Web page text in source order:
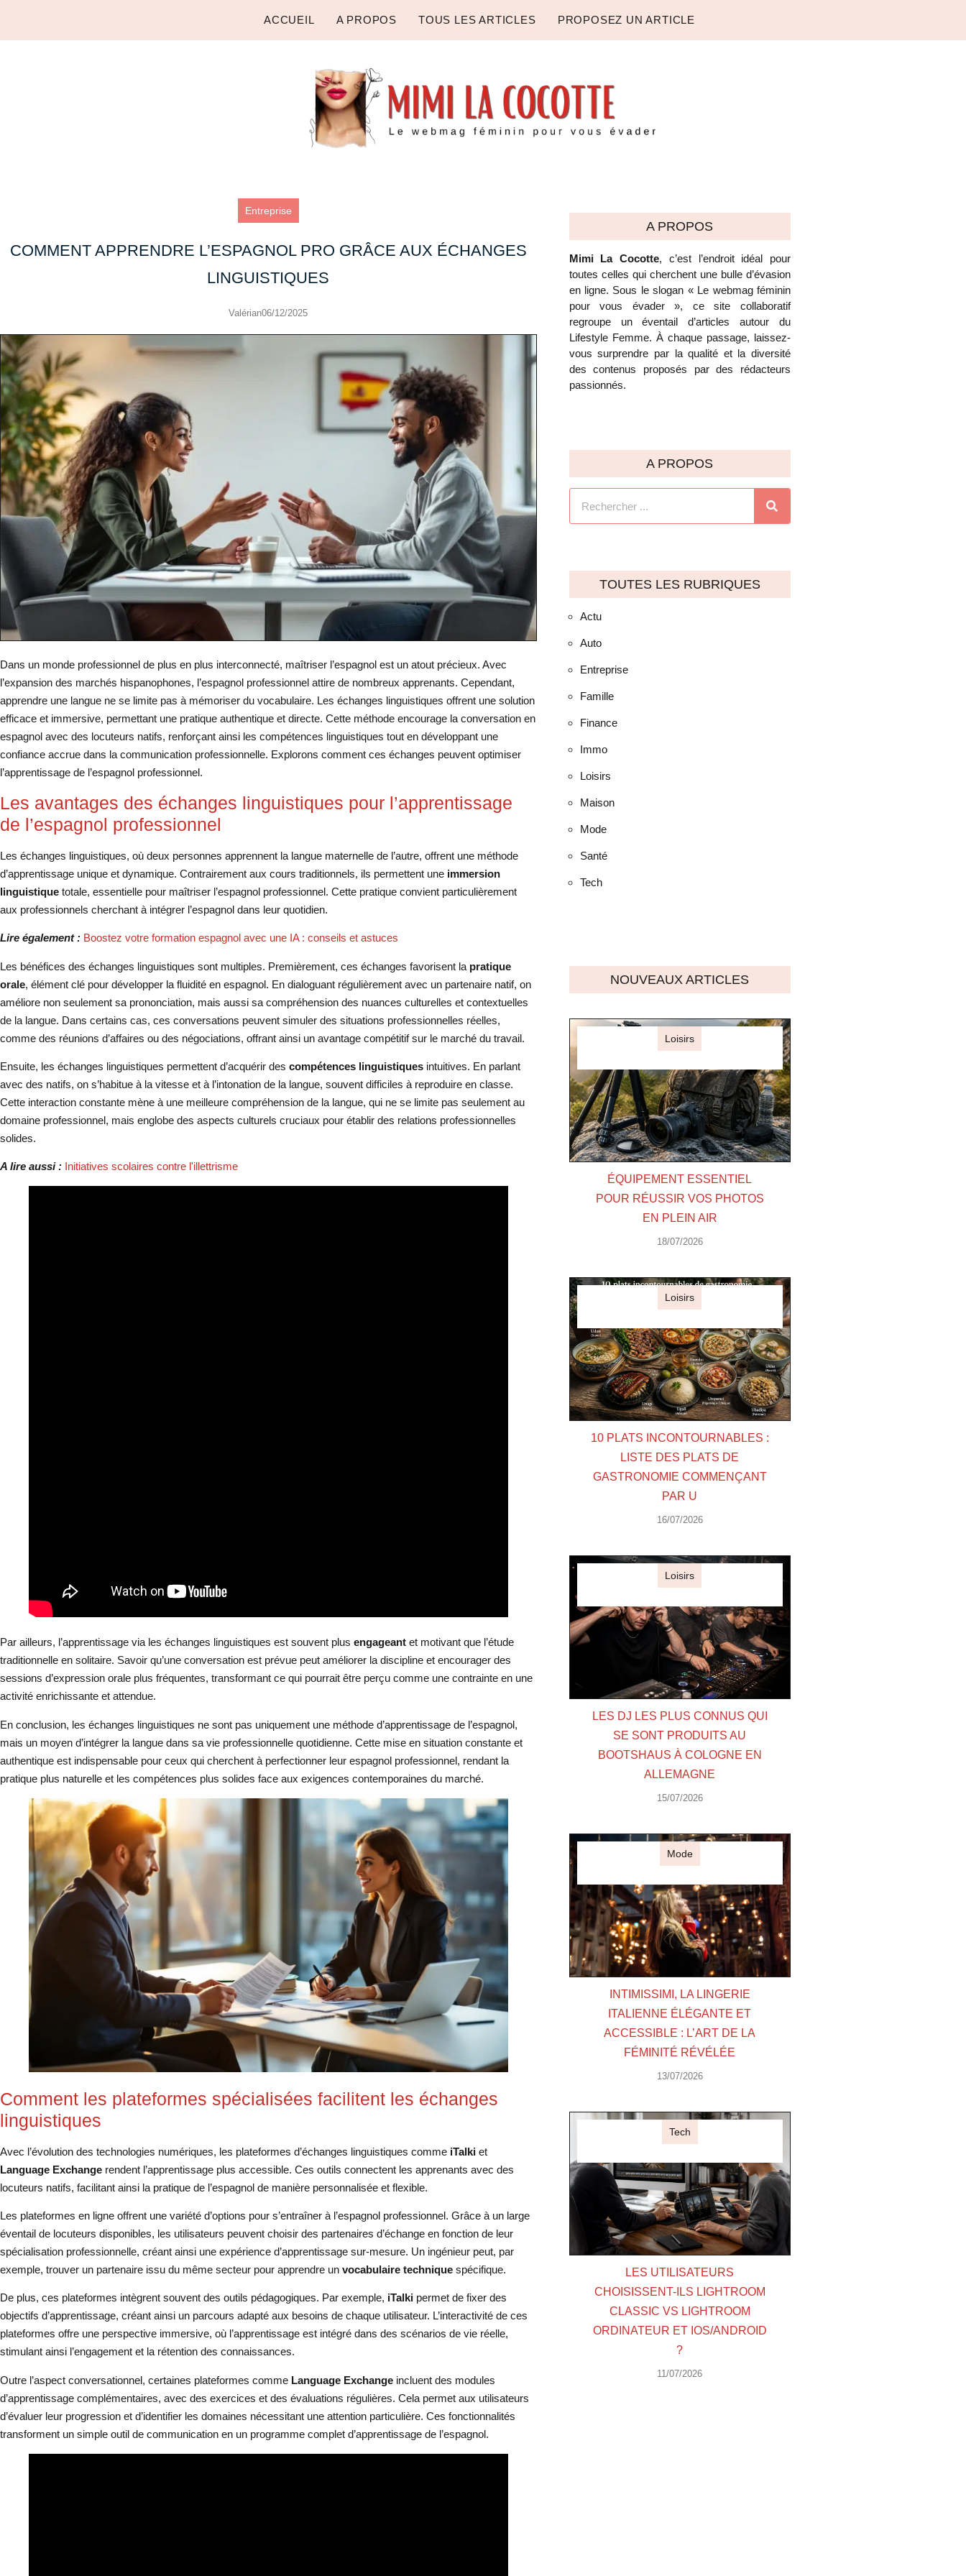
ACCUEIL A PROPOS TOUS LES ARTICLES PROPOSEZ UN ARTICLE
Entreprise
COMMENT APPRENDRE L’ESPAGNOL PRO GRÂCE AUX ÉCHANGES
LINGUISTIQUES
Valérian06/12/2025
Dans un monde professionnel de plus en plus interconnecté, maîtriser l’espagnol est un atout précieux. Avec
l’expansion des marchés hispanophones, l’espagnol professionnel attire de nombreux apprenants. Cependant,
apprendre une langue ne se limite pas à mémoriser du vocabulaire. Les échanges linguistiques offrent une solution
efficace et immersive, permettant une pratique authentique et directe. Cette méthode encourage la conversation en
espagnol avec des locuteurs natifs, renforçant ainsi les compétences linguistiques tout en développant une
confiance accrue dans la communication professionnelle. Explorons comment ces échanges peuvent optimiser
l’apprentissage de l’espagnol professionnel.
Les avantages des échanges linguistiques pour l’apprentissage
de l’espagnol professionnel
Les échanges linguistiques, où deux personnes apprennent la langue maternelle de l’autre, offrent une méthode
d’apprentissage unique et dynamique. Contrairement aux cours traditionnels, ils permettent une immersion
linguistique totale, essentielle pour maîtriser l’espagnol professionnel. Cette pratique convient particulièrement
aux professionnels cherchant à intégrer l’espagnol dans leur quotidien.
Lire également : Boostez votre formation espagnol avec une IA : conseils et astuces
Les bénéfices des échanges linguistiques sont multiples. Premièrement, ces échanges favorisent la pratique
orale, élément clé pour développer la fluidité en espagnol. En dialoguant régulièrement avec un partenaire natif, on
améliore non seulement sa prononciation, mais aussi sa compréhension des nuances culturelles et contextuelles
de la langue. Dans certains cas, ces conversations peuvent simuler des situations professionnelles réelles,
comme des réunions d’affaires ou des négociations, offrant ainsi un avantage compétitif sur le marché du travail.
Ensuite, les échanges linguistiques permettent d’acquérir des compétences linguistiques intuitives. En parlant
avec des natifs, on s’habitue à la vitesse et à l’intonation de la langue, souvent difficiles à reproduire en classe.
Cette interaction constante mène à une meilleure compréhension de la langue, qui ne se limite pas seulement au
domaine professionnel, mais englobe des aspects culturels cruciaux pour établir des relations professionnelles
solides.
A lire aussi : Initiatives scolaires contre l'illettrisme
Par ailleurs, l’apprentissage via les échanges linguistiques est souvent plus engageant et motivant que l’étude
traditionnelle en solitaire. Savoir qu’une conversation est prévue peut améliorer la discipline et encourager des
sessions d’expression orale plus fréquentes, transformant ce qui pourrait être perçu comme une contrainte en une
activité enrichissante et attendue.
En conclusion, les échanges linguistiques ne sont pas uniquement une méthode d’apprentissage de l’espagnol,
mais un moyen d’intégrer la langue dans sa vie professionnelle quotidienne. Cette mise en situation constante et
authentique est indispensable pour ceux qui cherchent à perfectionner leur espagnol professionnel, rendant la
pratique plus naturelle et les compétences plus solides face aux exigences contemporaines du marché.
Comment les plateformes spécialisées facilitent les échanges
linguistiques
Avec l’évolution des technologies numériques, les plateformes d’échanges linguistiques comme iTalki et
Language Exchange rendent l’apprentissage plus accessible. Ces outils connectent les apprenants avec des
locuteurs natifs, facilitant ainsi la pratique de l’espagnol de manière personnalisée et flexible.
Les plateformes en ligne offrent une variété d’options pour s’entraîner à l’espagnol professionnel. Grâce à un large
éventail de locuteurs disponibles, les utilisateurs peuvent choisir des partenaires d’échange en fonction de leur
spécialisation professionnelle, créant ainsi une expérience d’apprentissage sur-mesure. Un ingénieur peut, par
exemple, trouver un partenaire issu du même secteur pour apprendre un vocabulaire technique spécifique.
De plus, ces plateformes intègrent souvent des outils pédagogiques. Par exemple, iTalki permet de fixer des
objectifs d’apprentissage, créant ainsi un parcours adapté aux besoins de chaque utilisateur. L’interactivité de ces
plateformes offre une perspective immersive, où l’apprentissage est intégré dans des scénarios de vie réelle,
stimulant ainsi l’engagement et la rétention des connaissances.
Outre l’aspect conversationnel, certaines plateformes comme Language Exchange incluent des modules
d’apprentissage complémentaires, avec des exercices et des évaluations régulières. Cela permet aux utilisateurs
d’évaluer leur progression et d’identifier les domaines nécessitant une attention particulière. Ces fonctionnalités
transforment un simple outil de communication en un programme complet d’apprentissage de l’espagnol.
A PROPOS
Mimi La Cocotte, c’est l’endroit idéal pour
toutes celles qui cherchent une bulle d’évasion
en ligne. Sous le slogan « Le webmag féminin
pour vous évader », ce site collaboratif
regroupe un éventail d’articles autour du
Lifestyle Femme. À chaque passage, laissez-
vous surprendre par la qualité et la diversité
des contenus proposés par des rédacteurs
passionnés.
A PROPOS
TOUTES LES RUBRIQUES
Actu
Auto
Entreprise
Famille
Finance
Immo
Loisirs
Maison
Mode
Santé
Tech
NOUVEAUX ARTICLES
Loisirs
ÉQUIPEMENT ESSENTIEL
POUR RÉUSSIR VOS PHOTOS
EN PLEIN AIR
18/07/2026
Loisirs
10 PLATS INCONTOURNABLES :
LISTE DES PLATS DE
GASTRONOMIE COMMENÇANT
PAR U
16/07/2026
Loisirs
LES DJ LES PLUS CONNUS QUI
SE SONT PRODUITS AU
BOOTSHAUS À COLOGNE EN
ALLEMAGNE
15/07/2026
Mode
INTIMISSIMI, LA LINGERIE
ITALIENNE ÉLÉGANTE ET
ACCESSIBLE : L’ART DE LA
FÉMINITÉ RÉVÉLÉE
13/07/2026
Tech
LES UTILISATEURS
CHOISISSENT-ILS LIGHTROOM
CLASSIC VS LIGHTROOM
ORDINATEUR ET IOS/ANDROID
?
11/07/2026